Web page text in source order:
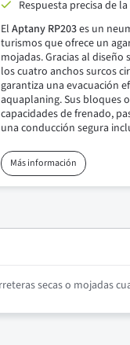
Respuesta precisa de
El Aptany RP203es un
turismos que ofrece un
mojadas. Gracias al
los cuatro anchos surcos
garantiza una evacuación
aquaplaning. Sus bloques
capacidades de frenado,
una conducción segura
Más información
secas o mojadas